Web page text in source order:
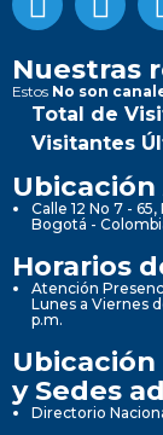
Nuestras
Estos No son
Total de
Visitantes
Calle 12 No 7 -
Bogotá -
Horarios
Atención
Lunes a Viernes
p.m.
y Sedes
Directorio